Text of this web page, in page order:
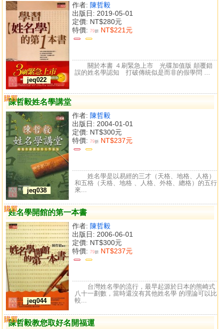
jeq022
作者: 陳哲毅
出版日: 2019-05-01
定價: NT$280元
特價: 79折 NT$221元
關於本書 ４刷緊急上市 光碟加值版 顛覆錯
誤的姓名學認知 打破傳統似是而非的假學問 ...
陳哲毅姓名學講堂
jeq038
作者: 陳哲毅
出版日: 2004-01-01
定價: NT$300元
特價: 79折 NT$237元
購買
比較
姓名學是以易經的三才（天格、地格、人格）
和五格（天格、地格 、人格、外格、總格）的五行
來...
姓名學開館的第一本書
jeq044
作者: 陳哲毅
出版日: 2006-06-01
定價: NT$300元
特價: 79折 NT$237元
購買
比較
台灣姓名學的流行，最早起源於日本的熊崎式
八十一劃數，當時還沒有其他姓名學 的理論可以比
較...
陳哲毅教您取好名開福運
購買
比較